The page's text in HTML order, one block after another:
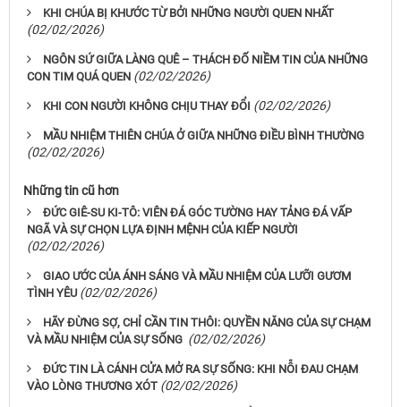
KHI CHÚA BỊ KHƯỚC TỪ BỞI NHỮNG NGƯỜI QUEN NHẤT
(02/02/2026)
NGÔN SỨ GIỮA LÀNG QUÊ – THÁCH ĐỐ NIỀM TIN CỦA NHỮNG
CON TIM QUÁ QUEN (02/02/2026)
KHI CON NGƯỜI KHÔNG CHỊU THAY ĐỔI (02/02/2026)
MẦU NHIỆM THIÊN CHÚA Ở GIỮA NHỮNG ĐIỀU BÌNH THƯỜNG
(02/02/2026)
Những tin cũ hơn
ĐỨC GIÊ-SU KI-TÔ: VIÊN ĐÁ GÓC TƯỜNG HAY TẢNG ĐÁ VẤP
NGÃ VÀ SỰ CHỌN LỰA ĐỊNH MỆNH CỦA KIẾP NGƯỜI
(02/02/2026)
GIAO ƯỚC CỦA ÁNH SÁNG VÀ MẦU NHIỆM CỦA LƯỠI GƯƠM
TÌNH YÊU (02/02/2026)
HÃY ĐỪNG SỢ, CHỈ CẦN TIN THÔI: QUYỀN NĂNG CỦA SỰ CHẠM
VÀ MẦU NHIỆM CỦA SỰ SỐNG (02/02/2026)
ĐỨC TIN LÀ CÁNH CỬA MỞ RA SỰ SỐNG: KHI NỖI ĐAU CHẠM
VÀO LÒNG THƯƠNG XÓT (02/02/2026)